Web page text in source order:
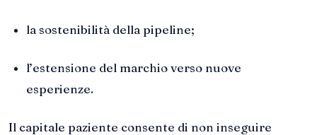
la sostenibilità della pipeline;
l’estensione del marchio verso nuove
esperienze.
Il capitale paziente consente di non inseguire